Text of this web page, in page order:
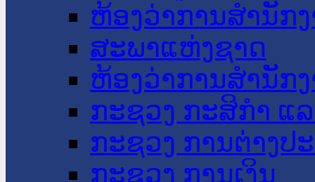
ຫ້ອງວ່າການສໍານັກ
ສະພາແຫ່ງຊາດ
ຫ້ອງວ່າການສຳນັກ
ກະຊວງ ກະສິກຳ ແ
ກະຊວງ ການຕ່າງປ
ກະຊວງ ການເງິນ